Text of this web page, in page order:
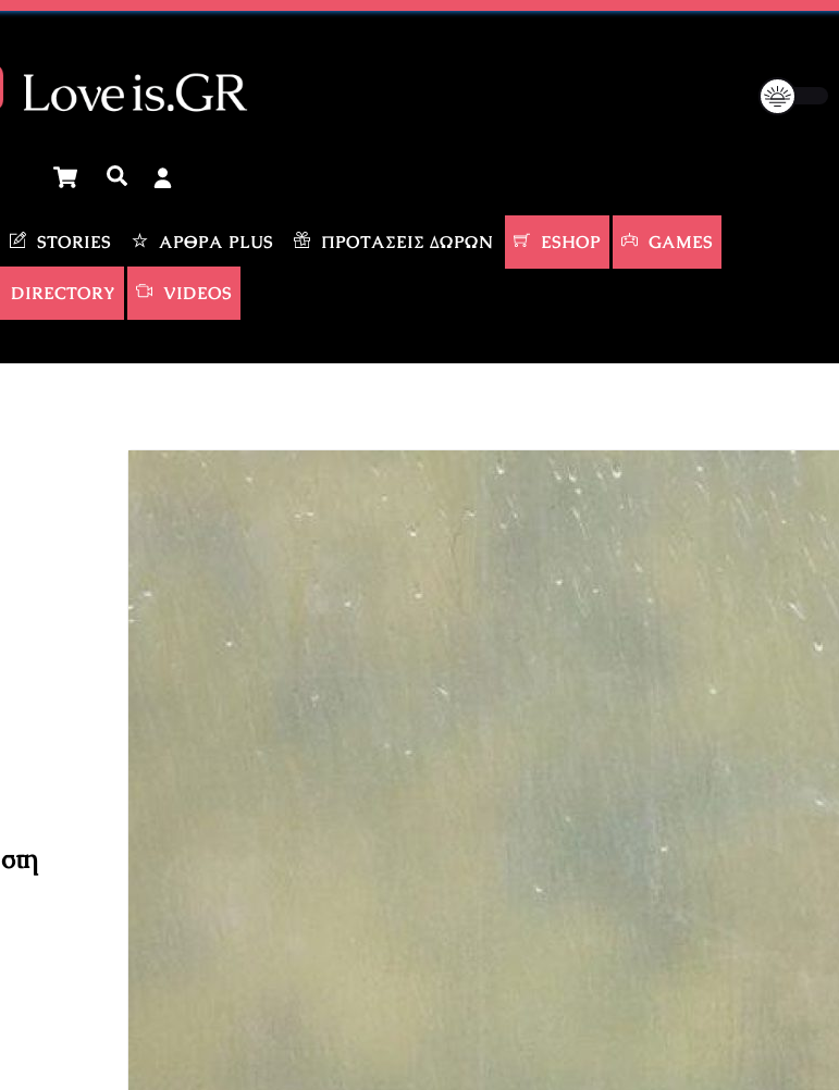
CartΑναζήτηση
STORIES ΆΡΘΡΑ PLUS ΠΡΟΤΆΣΕΙΣ ΔΏΡΩΝ ESHOP GAMES
DIRECTORY VIDEOS